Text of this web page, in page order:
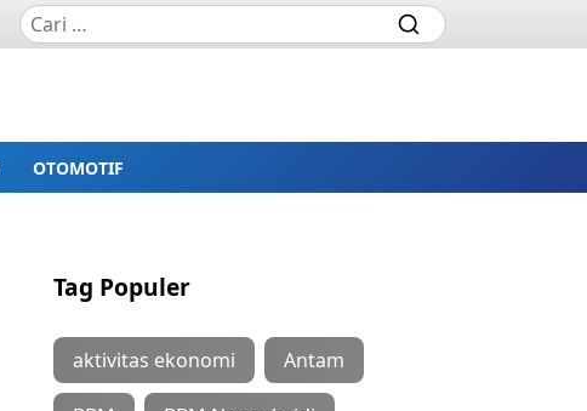
OTOMOTIF
Tag Populer
aktivitas ekonomi Antam